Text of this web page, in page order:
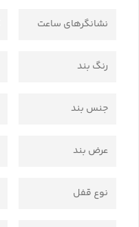
نشانگرهای ساعت
رنگ بند
جنس بند
عرض بند
نوع قفل